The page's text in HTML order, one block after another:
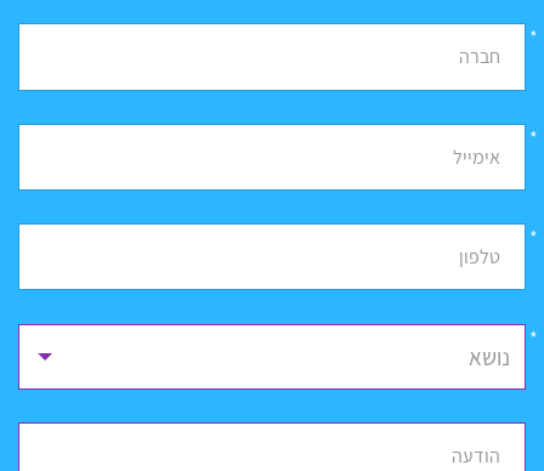
חברה
*
אימייל
*
טלפון
*
נושא
הודעה